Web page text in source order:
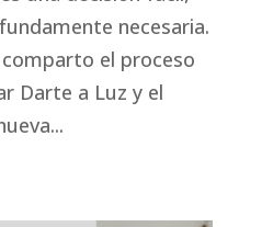
necesaria.
el proceso
Darte a Luz y el